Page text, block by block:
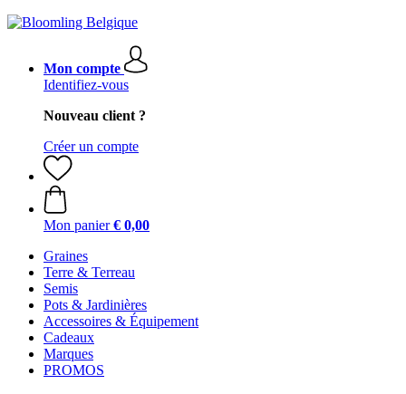
Mon compte
Identifiez-vous
Nouveau client ?
Créer un compte
Mon panier € 0,00
Graines
Terre & Terreau
Semis
Pots & Jardinières
Accessoires & Équipement
Cadeaux
Marques
PROMOS